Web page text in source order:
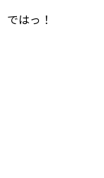
ではっ！